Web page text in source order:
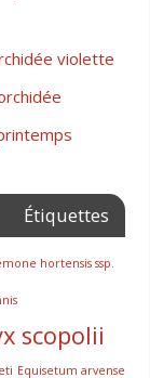
violette
Étiquettes
hortensis ssp.
scopolii
Equisetum arvense